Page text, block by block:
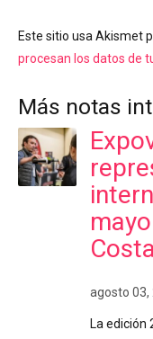
Este sitio usa Akismet
procesan los datos de
Más notas
agosto 03,
La edición